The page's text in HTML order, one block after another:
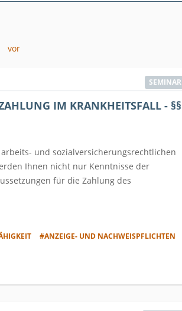
vor
SEMINAR
IM KRANKHEITSFALL - §§
und sozialversicherungsrechtlichen
Ihnen nicht nur Kenntnisse der
für die Zahlung des
#ANZEIGE- UND NACHWEISPFLICHTEN